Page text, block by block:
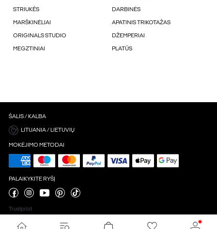
STRIUKÉS DARBINĖS
MARŠKINĖLIAI APATINIS TRIKOTAŽAS
ORIGINALS STUDIO DŽEMPERIAI
MEGZTINIAI PLATŪS
ŠALIS / KALBA
LITUANIA / LIETUVIŲ
MOKĖJIMO METODAI
PALAIKYKITE RYŠĮ
Trustpilot